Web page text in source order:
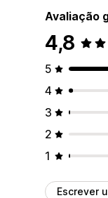
Avaliação
4,8
5
4
3
2
1
Escrever